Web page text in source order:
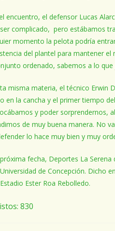
encuentro, el defensor Lucas
complicado, pero estábamos
momento la pelota podría
del plantel para mantener
ordenado, sabemos a lo
misma materia, el técnico Erwin
en la cancha y el primer tiempo
y poder sorprendernos,
de muy buena manera. No
lo hace muy bien y muy
fecha, Deportes La
de Concepción. Dicho
Ester Roa Rebolledo.
830